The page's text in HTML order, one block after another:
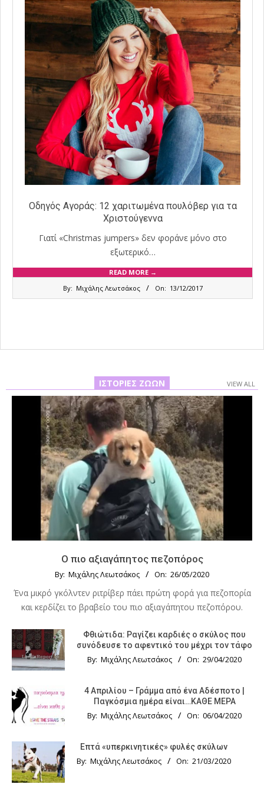
Οδηγός Αγοράς: 12 χαριτωμένα πουλόβερ για τα
Χριστούγεννα
Γιατί «Christmas jumpers» δεν φοράνε μόνο στο
εξωτερικό…
READ MORE →
By: Μιχάλης Λεωτσάκος On: 13/12/2017
ΙΣΤΟΡΊΕΣ ΖΏΩΝ VIEW ALL
Ο πιο αξιαγάπητος πεζοπόρος
By: Μιχάλης Λεωτσάκος On: 26/05/2020
Ένα μικρό γκόλντεν ριτρίβερ πάει πρώτη φορά για πεζοπορία
και κερδίζει το βραβείο του πιο αξιαγάπητου πεζοπόρου.
Φθιώτιδα: Ραγίζει καρδιές ο σκύλος που
συνόδευσε το αφεντικό του μέχρι τον τάφο
By: Μιχάλης Λεωτσάκος On: 29/04/2020
4 Απριλίου – Γράμμα από ένα Αδέσποτο |
Παγκόσμια ημέρα είναι…ΚΑΘΕ ΜΕΡΑ
By: Μιχάλης Λεωτσάκος On: 06/04/2020
Επτά «υπερκινητικές» φυλές σκύλων
By: Μιχάλης Λεωτσάκος On: 21/03/2020